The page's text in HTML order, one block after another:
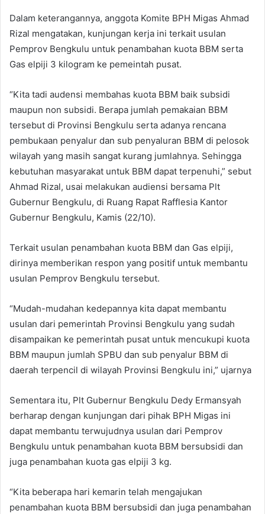
Dalam keterangannya, anggota Komite BPH Migas Ahmad
Rizal mengatakan, kunjungan kerja ini terkait usulan
Pemprov Bengkulu untuk penambahan kuota BBM serta
Gas elpiji 3 kilogram ke pemeintah pusat.
“Kita tadi audensi membahas kuota BBM baik subsidi
maupun non subsidi. Berapa jumlah pemakaian BBM
tersebut di Provinsi Bengkulu serta adanya rencana
pembukaan penyalur dan sub penyaluran BBM di pelosok
wilayah yang masih sangat kurang jumlahnya. Sehingga
kebutuhan masyarakat untuk BBM dapat terpenuhi,” sebut
Ahmad Rizal, usai melakukan audiensi bersama Plt
Gubernur Bengkulu, di Ruang Rapat Rafflesia Kantor
Gubernur Bengkulu, Kamis (22/10).
Terkait usulan penambahan kuota BBM dan Gas elpiji,
dirinya memberikan respon yang positif untuk membantu
usulan Pemprov Bengkulu tersebut.
“Mudah-mudahan kedepannya kita dapat membantu
usulan dari pemerintah Provinsi Bengkulu yang sudah
disampaikan ke pemerintah pusat untuk mencukupi kuota
BBM maupun jumlah SPBU dan sub penyalur BBM di
daerah terpencil di wilayah Provinsi Bengkulu ini,” ujarnya
Sementara itu, Plt Gubernur Bengkulu Dedy Ermansyah
berharap dengan kunjungan dari pihak BPH Migas ini
dapat membantu terwujudnya usulan dari Pemprov
Bengkulu untuk penambahan kuota BBM bersubsidi dan
juga penambahan kuota gas elpiji 3 kg.
“Kita beberapa hari kemarin telah mengajukan
penambahan kuota BBM bersubsidi dan juga penambahan